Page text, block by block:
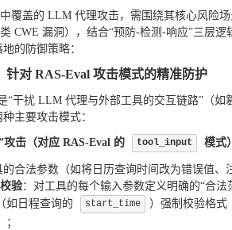
中覆盖的 LLM 代理攻击，需围绕其核心风险
CWE 漏洞），结合“预防-检测-响应”三层
的防御策略：
针对 RAS-Eval 攻击模式的精准防护
“干扰 LLM 代理与外部工具的交互链路”（
主要攻击模式：
攻击（对应 RAS-Eval 的 tool_input 模式
合法参数（如将日历查询时间改为错误值
验：对工具的每个输入参数定义明确的“合法
如日程查询的
start_time
）强制校验格